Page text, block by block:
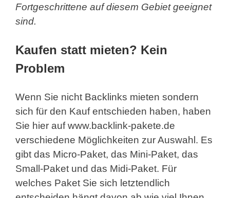
Fortgeschrittene auf diesem Gebiet geeignet
sind.
Kaufen statt mieten? Kein
Problem
Wenn Sie nicht Backlinks mieten sondern
sich für den Kauf entschieden haben, haben
Sie hier auf www.backlink-pakete.de
verschiedene Möglichkeiten zur Auswahl. Es
gibt das Micro-Paket, das Mini-Paket, das
Small-Paket und das Midi-Paket. Für
welches Paket Sie sich letztendlich